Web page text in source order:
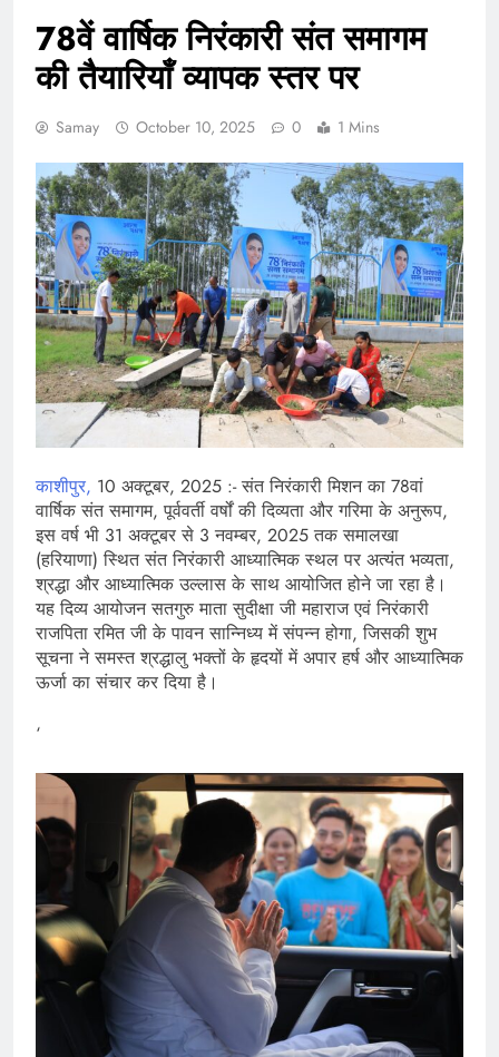
78वें वार्षिक निरंकारी संत समागम
की तैयारियाँ व्यापक स्तर पर
Samay October 10, 2025 0 1 Mins
काशीपुर, 10 अक्टूबर, 2025 :- संत निरंकारी मिशन का 78वां
वार्षिक संत समागम, पूर्ववर्ती वर्षों की दिव्यता और गरिमा के अनुरूप,
इस वर्ष भी 31 अक्टूबर से 3 नवम्बर, 2025 तक समालखा
(हरियाणा) स्थित संत निरंकारी आध्यात्मिक स्थल पर अत्यंत भव्यता,
श्रद्धा और आध्यात्मिक उल्लास के साथ आयोजित होने जा रहा है।
यह दिव्य आयोजन सतगुरु माता सुदीक्षा जी महाराज एवं निरंकारी
राजपिता रमित जी के पावन सान्निध्य में संपन्न होगा, जिसकी शुभ
सूचना ने समस्त श्रद्धालु भक्तों के हृदयों में अपार हर्ष और आध्यात्मिक
ऊर्जा का संचार कर दिया है।
‘